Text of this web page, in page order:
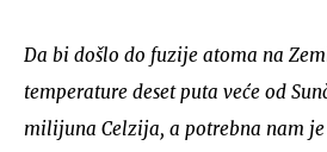
Da bi došlo do fuzije atoma na
temperature deset puta veće od
milijuna Celzija, a potrebna nam